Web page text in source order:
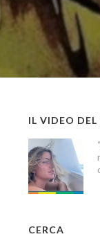
IL VIDEO
CERCA